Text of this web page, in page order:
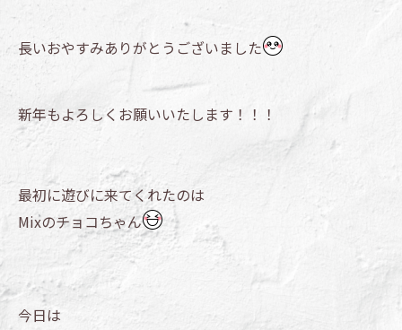
長いおやすみありがとうございました
新年もよろしくお願いいたします！！！
最初に遊びに来てくれたのは
Mixのチョコちゃん
今日は